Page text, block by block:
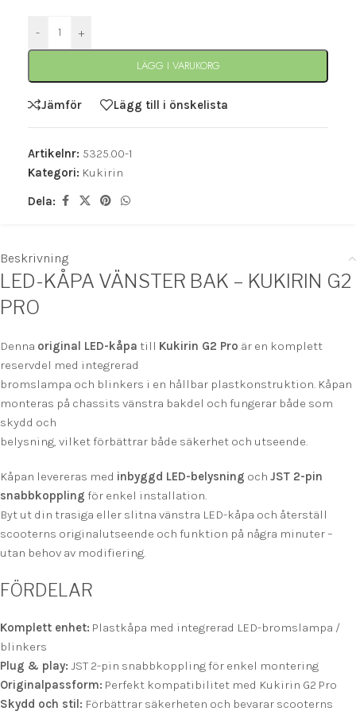
- +
LÄGG I VARUKORG
Jämför Lägg till i önskelista
Artikelnr: 5325.00-1
Kategori: Kukirin
Dela:
Beskrivning
LED-KÅPA VÄNSTER BAK – KUKIRIN G2
PRO
Denna original LED-kåpa till Kukirin G2 Pro är en komplett
reservdel med integrerad
bromslampa och blinkers i en hållbar plastkonstruktion. Kåpan
monteras på chassits vänstra bakdel och fungerar både som
skydd och
belysning, vilket förbättrar både säkerhet och utseende.
Kåpan levereras med inbyggd LED-belysning och JST 2-pin
snabbkoppling för enkel installation.
Byt ut din trasiga eller slitna vänstra LED-kåpa och återställ
scooterns originalutseende och funktion på några minuter –
utan behov av modifiering.
FÖRDELAR
Komplett enhet: Plastkåpa med integrerad LED-bromslampa /
blinkers
Plug & play: JST 2-pin snabbkoppling för enkel montering
Originalpassform: Perfekt kompatibilitet med Kukirin G2 Pro
Skydd och stil: Förbättrar säkerheten och bevarar scooterns